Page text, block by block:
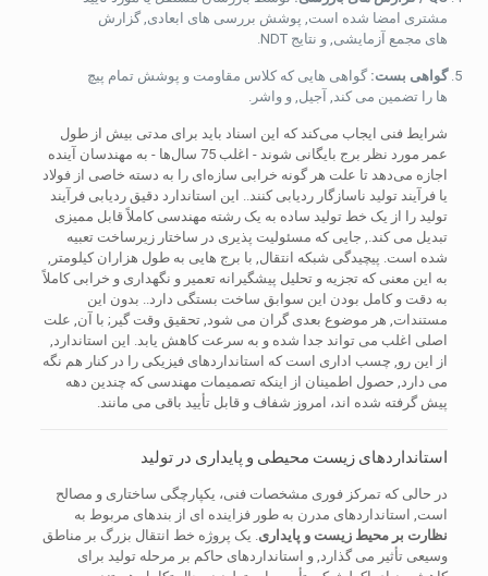
مشتری امضا شده است, پوشش بررسی های ابعادی, گزارش
های مجمع آزمایشی, و نتایج NDT.
گواهی بست: گواهی هایی که کلاس مقاومت و پوشش تمام پیچ
ها را تضمین می کند, آجیل, و واشر.
شرایط فنی ایجاب می‌کند که این اسناد باید برای مدتی بیش از طول
عمر مورد نظر برج بایگانی شوند - اغلب 75 سال‌ها - به مهندسان آینده
اجازه می‌دهد تا علت هر گونه خرابی سازه‌ای را به دسته خاصی از فولاد
یا فرآیند تولید ناسازگار ردیابی کنند.. این استاندارد دقیق ردیابی فرآیند
تولید را از یک خط تولید ساده به یک رشته مهندسی کاملاً قابل ممیزی
تبدیل می کند., جایی که مسئولیت پذیری در ساختار زیرساخت تعبیه
شده است. پیچیدگی شبکه انتقال, با برج هایی به طول هزاران کیلومتر,
به این معنی که تجزیه و تحلیل پیشگیرانه تعمیر و نگهداری و خرابی کاملاً
به دقت و کامل بودن این سوابق ساخت بستگی دارد.. بدون این
مستندات, هر موضوع بعدی گران می شود, تحقیق وقت گیر; با آن, علت
اصلی اغلب می تواند جدا شده و به سرعت کاهش یابد. این استاندارد,
از این رو, چسب اداری است که استانداردهای فیزیکی را در کنار هم نگه
می دارد, حصول اطمینان از اینکه تصمیمات مهندسی که چندین دهه
پیش گرفته شده اند، امروز شفاف و قابل تأیید باقی می مانند.
استانداردهای زیست محیطی و پایداری در تولید
در حالی که تمرکز فوری مشخصات فنی، یکپارچگی ساختاری و مصالح
است, استانداردهای مدرن به طور فزاینده ای از بندهای مربوط به
نظارت بر محیط زیست و پایداری . یک پروژه خط انتقال بزرگ بر مناطق
وسیعی تأثیر می گذارد, و استانداردهای حاکم بر مرحله تولید برای